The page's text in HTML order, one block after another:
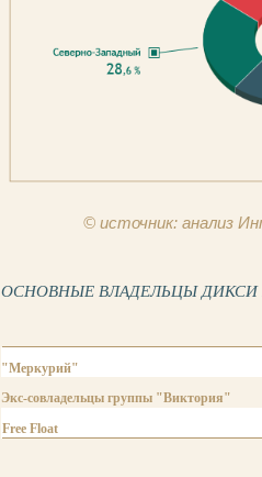
© источник: анализ
ОСНОВНЫЕ ВЛАДЕЛЬЦЫ ДИКСИ
"Меркурий"
Экс-совладельцы группы "Виктория"
Free Float